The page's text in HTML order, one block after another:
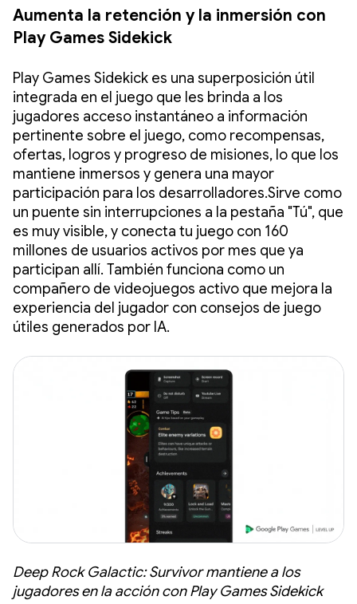
Aumenta la retención y la inmersión con
Play Games Sidekick
Play Games Sidekick es una superposición útil
integrada en el juego que les brinda a los
jugadores acceso instantáneo a información
pertinente sobre el juego, como recompensas,
ofertas, logros y progreso de misiones, lo que los
mantiene inmersos y genera una mayor
participación para los desarrolladores.Sirve como
un puente sin interrupciones a la pestaña "Tú", que
es muy visible, y conecta tu juego con 160
millones de usuarios activos por mes que ya
participan allí. También funciona como un
compañero de videojuegos activo que mejora la
experiencia del jugador con consejos de juego
útiles generados por IA.
Deep Rock Galactic: Survivor mantiene a los
jugadores en la acción con Play Games Sidekick